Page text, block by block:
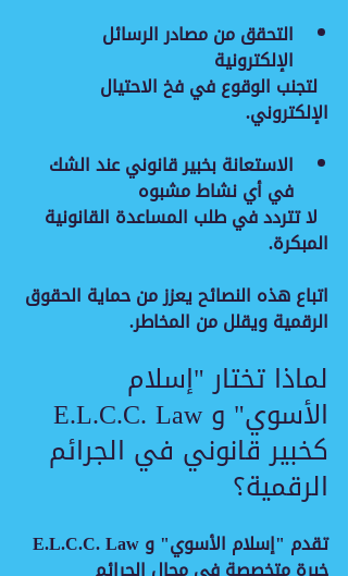
التحقق من مصادر الرسائل
الإلكترونية
  لتجنب الوقوع في فخ الاحتيال
الإلكتروني.
الاستعانة بخبير قانوني عند الشك
في أي نشاط مشبوه
  لا تتردد في طلب المساعدة القانونية
المبكرة.
اتباع هذه النصائح يعزز من حماية الحقوق
الرقمية ويقلل من المخاطر.
لماذا تختار "إسلام
كخبير قانوني في الجرائم
الرقمية؟